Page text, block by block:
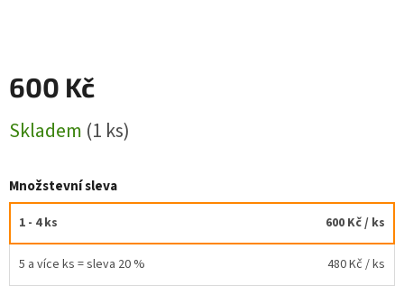
600 Kč
cena:
Skladem (1 ks)
Množstevní sleva
1 - 4 ks 600 Kč/ ks
5 a více ks = sleva 20 % 480 Kč / ks